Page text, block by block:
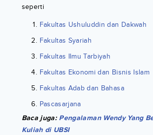
seperti
Fakultas Ushuluddin dan Dakwah
Fakultas Syariah
Fakultas Ilmu Tarbiyah
Fakultas Ekonomi dan Bisnis Islam
Fakultas Adab dan Bahasa
Pascasarjana
Baca juga: Pengalaman Wendy Yang
Kuliah di UBSI